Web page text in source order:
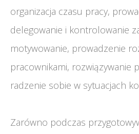
organizacja czasu pracy,
delegowanie i kontrolowanie
motywowanie, prowadzenie
pracownikami, rozwiązywanie
radzenie sobie w sytuacjach
Zarówno podczas